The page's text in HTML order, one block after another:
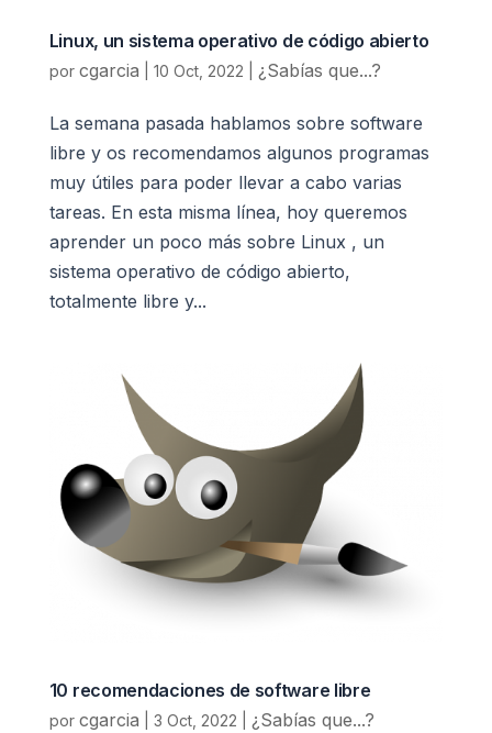
Linux, un sistema operativo de código abierto
por cgarcia 10 Oct, 2022 ¿Sabías que...?
La semana pasada hablamos sobre software
libre y os recomendamos algunos programas
muy útiles para poder llevar a cabo varias
tareas. En esta misma línea, hoy queremos
aprender un poco más sobre Linux , un
sistema operativo de código abierto,
totalmente libre y...
10 recomendaciones de software libre
por cgarcia 3 Oct, 2022 ¿Sabías que...?